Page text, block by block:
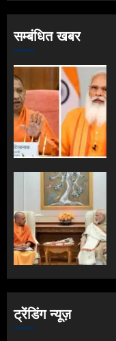
सम्बंधित खबर
ट्रेंडिंग न्यूज़
4
5
1